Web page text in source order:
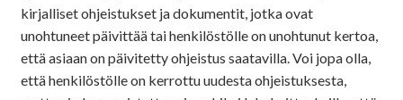
kirjalliset ohjeistukset ja dokumentit, jotka ovat
unohtuneet päivittää tai henkilöstölle on unohtunut kertoa,
että asiaan on päivitetty ohjeistus saatavilla. Voi jopa olla,
että henkilöstölle on kerrottu uudesta ohjeistuksesta,